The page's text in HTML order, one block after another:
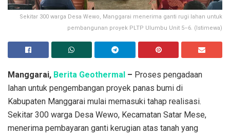
Sekitar 300 warga Desa Wewo, Manggarai menerima ganti rugi lahan untuk
pembangunan proyek PLTP Ulumbu Unit 5–6. (Istimewa)
Manggarai, Berita Geothermal – Proses pengadaan
lahan untuk pengembangan proyek panas bumi di
Kabupaten Manggarai mulai memasuki tahap realisasi.
Sekitar 300 warga Desa Wewo, Kecamatan Satar Mese,
menerima pembayaran ganti kerugian atas tanah yang